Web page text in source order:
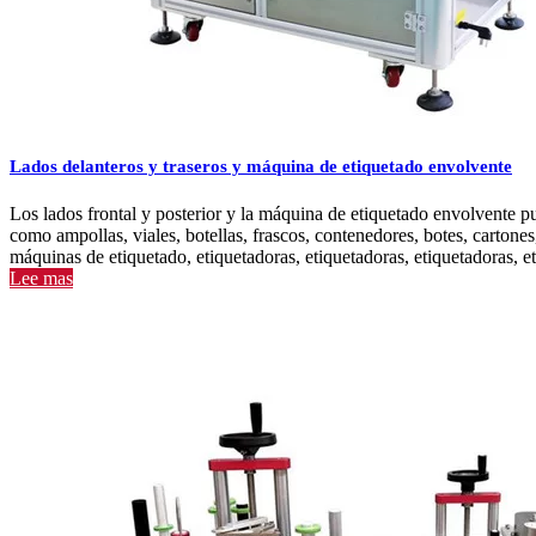
colocación de las etiquetas (sesgo) que pueden surgir debido a
más difíciles. En algunos casos, puede ser necesario utilizar el
un módulo opcional de tres rollos para optimizar las capacidades del
Sistemas de etiquetado envolvente horizontal
colocar productos de menor diámetro de lado y aplicar etiquetas
cargadores de alimentación y descarga
Lados delanteros y traseros y máquina de etiquetado envolvente
Los lados frontal y posterior y la máquina de etiquetado envolvente
como ampollas, viales, botellas, frascos, contenedores, botes,
máquinas de etiquetado, etiquetadoras, etiquetadoras, etiquetadoras,
Lee mas